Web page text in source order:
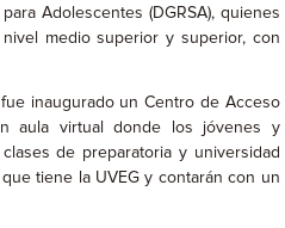
Adolescentes (DGRSA), quienes
medio superior y superior, con
inaugurado un Centro de Acceso
aula virtual donde los jóvenes y
de preparatoria y universidad
tiene la UVEG y contarán con un